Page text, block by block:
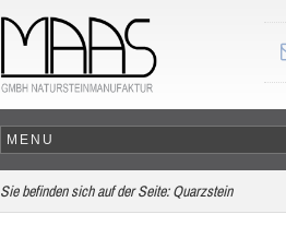
Sie befinden sich auf der Seite: Quarzstein